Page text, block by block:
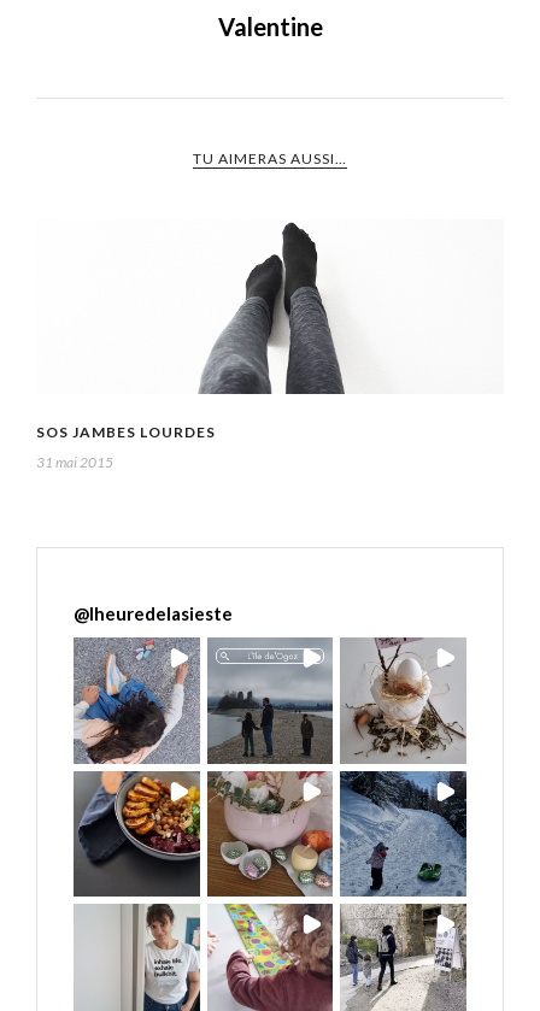
Valentine
TU AIMERAS AUSSI…
SOS JAMBES LOURDES
31 mai 2015
@lheuredelasieste